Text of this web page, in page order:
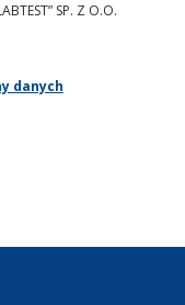
SP. Z O.O.
danych